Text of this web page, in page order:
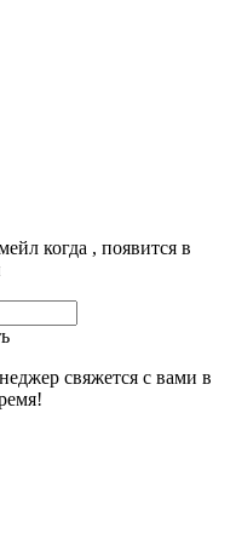
когда , появится в
свяжется с вами в